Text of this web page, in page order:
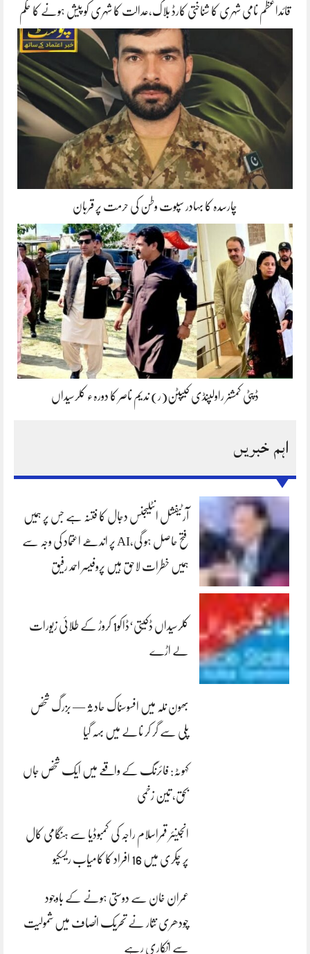
قائداعظم نامی شہری کا شناختی کارڈ بلاک،عدالت کا شہری کو پیش ہونے کا حکم
چارسدہ کا بہادر سپوت وطن کی حرمت پر قربان
ڈپٹی کمشنر راولپنڈی کیپٹن(ر) ندیم ناصر کا دورہء کلرسیداں
اہم خبریں
آرٹیفشل انٹلیجنس دجال کا فتنہ ہے جس پر ہمیں
فتح حاصل ہو گی،AI پر اندھے اعتماد کی وجہ سے
ہمیں خطرات لاحق ہیں پروفیسر احمد رفیق
کلرسیداں ڈکیتی‘ڈاکو1 کروڑ کے طلائی زیورات
لے اڑے
بھون نلہ میں افسوسناک حادثہ — بزرگ شخص
پلی سے گر کر نالے میں بہہ گیا
کہوٹہ: فائرنگ کے واقعے میں ایک شخص جاں
بحق، تین زخمی
انجینئر قمراسلام راجہ کی کمبوڈیا سے ہنگامی کال
پر چکری میں 16 افراد کا کامیاب ریسکیو
عمران خان سے دوستی ہونے کے باوجود
چودھری نثار نے تحریک انصاف میں شمولیت
سے انکاری رہے